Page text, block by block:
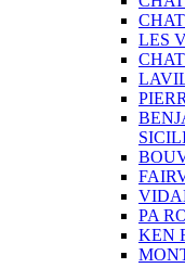
LES
PA
KEN